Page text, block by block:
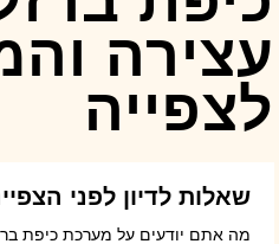
עצירה
לצפייה
שאלות לדיון לפני
מה אתם יודעים על מערכת כיפת